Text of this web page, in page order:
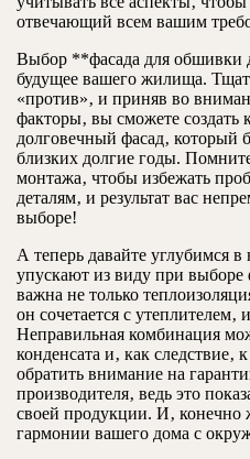
отвечающий всем вашим
Выбор **фасада для обшивки
будущее вашего жилища.
«против»‚ и приняв во
факторы‚ вы сможете
долговечный фасад‚ который
близких долгие годы.
монтажа‚ чтобы избежать
деталям‚ и результат вас
выборе!
А теперь давайте углубимся в
упускают из виду при выборе
важна не только
он сочетается с утеплителем‚
Неправильная комбинация
конденсата и‚ как
обратить внимание на
производителя‚ ведь это
своей продукции. И‚ конечно
гармонии вашего дома с